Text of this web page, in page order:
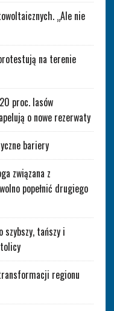
„Ale nie
na terenie
proc. lasów
o nowe rezerwaty
bariery
związana z
popełnić drugiego
szybszy, tańszy i
regionu